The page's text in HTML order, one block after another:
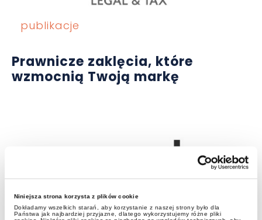
Niniejsza strona korzysta z plików cookie
Dokładamy wszelkich starań, aby korzystanie z naszej strony było dla
Państwa jak najbardziej przyjazne, dlatego wykorzystujemy różne pliki
publikacje
Prawnicze zaklęcia, które
wzmocnią Twoją markę